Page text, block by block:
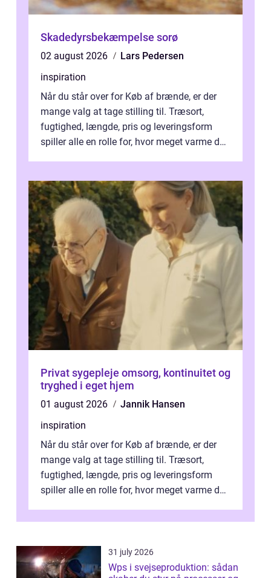
Skadedyrsbekæmpelse sorø
02 august 2026
Lars Pedersen
inspiration
Når du står over for Køb af brænde, er der
mange valg at tage stilling til. Træsort,
fugtighed, længde, pris og leveringsform
spiller alle en rolle for, hvor meget varme du
Privat sygepleje omsorg, kontinuitet og
tryghed i eget hjem
01 august 2026
Jannik Hansen
inspiration
Når du står over for Køb af brænde, er der
mange valg at tage stilling til. Træsort,
fugtighed, længde, pris og leveringsform
spiller alle en rolle for, hvor meget varme du
31 july 2026
Wps i svejseproduktion: sådan